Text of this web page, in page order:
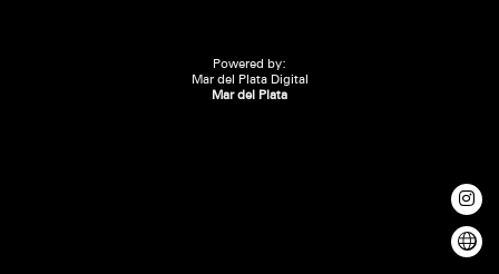
Powered by:
Mar del Plata Digital
Mar del Plata